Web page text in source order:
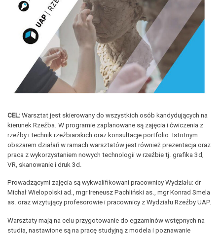
CEL: Warsztat jest skierowany do wszystkich osób kandydujących na
kierunek Rzeźba. W programie zaplanowane są zajęcia i ćwiczenia z
rzeźby i technik rzeźbiarskich oraz konsultacje portfolio. Istotnym
obszarem działań w ramach warsztatów jest również prezentacja oraz
praca z wykorzystaniem nowych technologii w rzeźbie tj. grafika 3d,
VR, skanowanie i druk 3d.
Prowadzącymi zajęcia są wykwalifikowani pracownicy Wydziału: dr
Michał Wielopolski ad., mgr Ireneusz Pachliński as., mgr Konrad Smela
as. oraz wizytujący profesorowie i pracownicy z Wydziału Rzeźby UAP.
Warsztaty mają na celu przygotowanie do egzaminów wstępnych na
studia, nastawione są na pracę studyjną z modela i poznawanie